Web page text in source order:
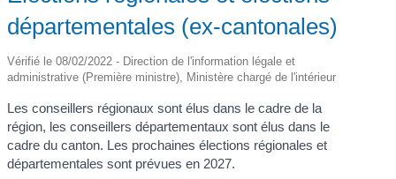
départementales (ex-cantonales)
Vérifié le 08/02/2022 - Direction de l'information légale et
administrative (Première ministre), Ministère chargé de l'intérieur
Les conseillers régionaux sont élus dans le cadre de la
région, les conseillers départementaux sont élus dans le
cadre du canton. Les prochaines élections régionales et
départementales sont prévues en 2027.